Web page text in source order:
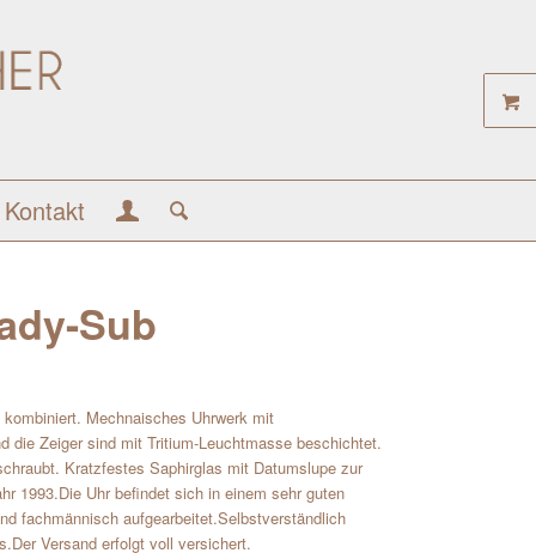
Kontakt
Sub
Mechnaisches Uhrwerk mit
die Zeiger sind mit Tritium-Leuchtmasse beschichtet.
Kratzfestes Saphirglas mit Datumslupe zur
1993.Die Uhr befindet sich in einem sehr guten
fachmännisch aufgearbeitet.Selbstverständlich
Versand erfolgt voll versichert.